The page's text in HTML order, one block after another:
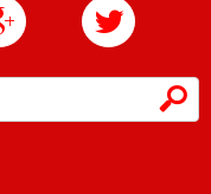
h